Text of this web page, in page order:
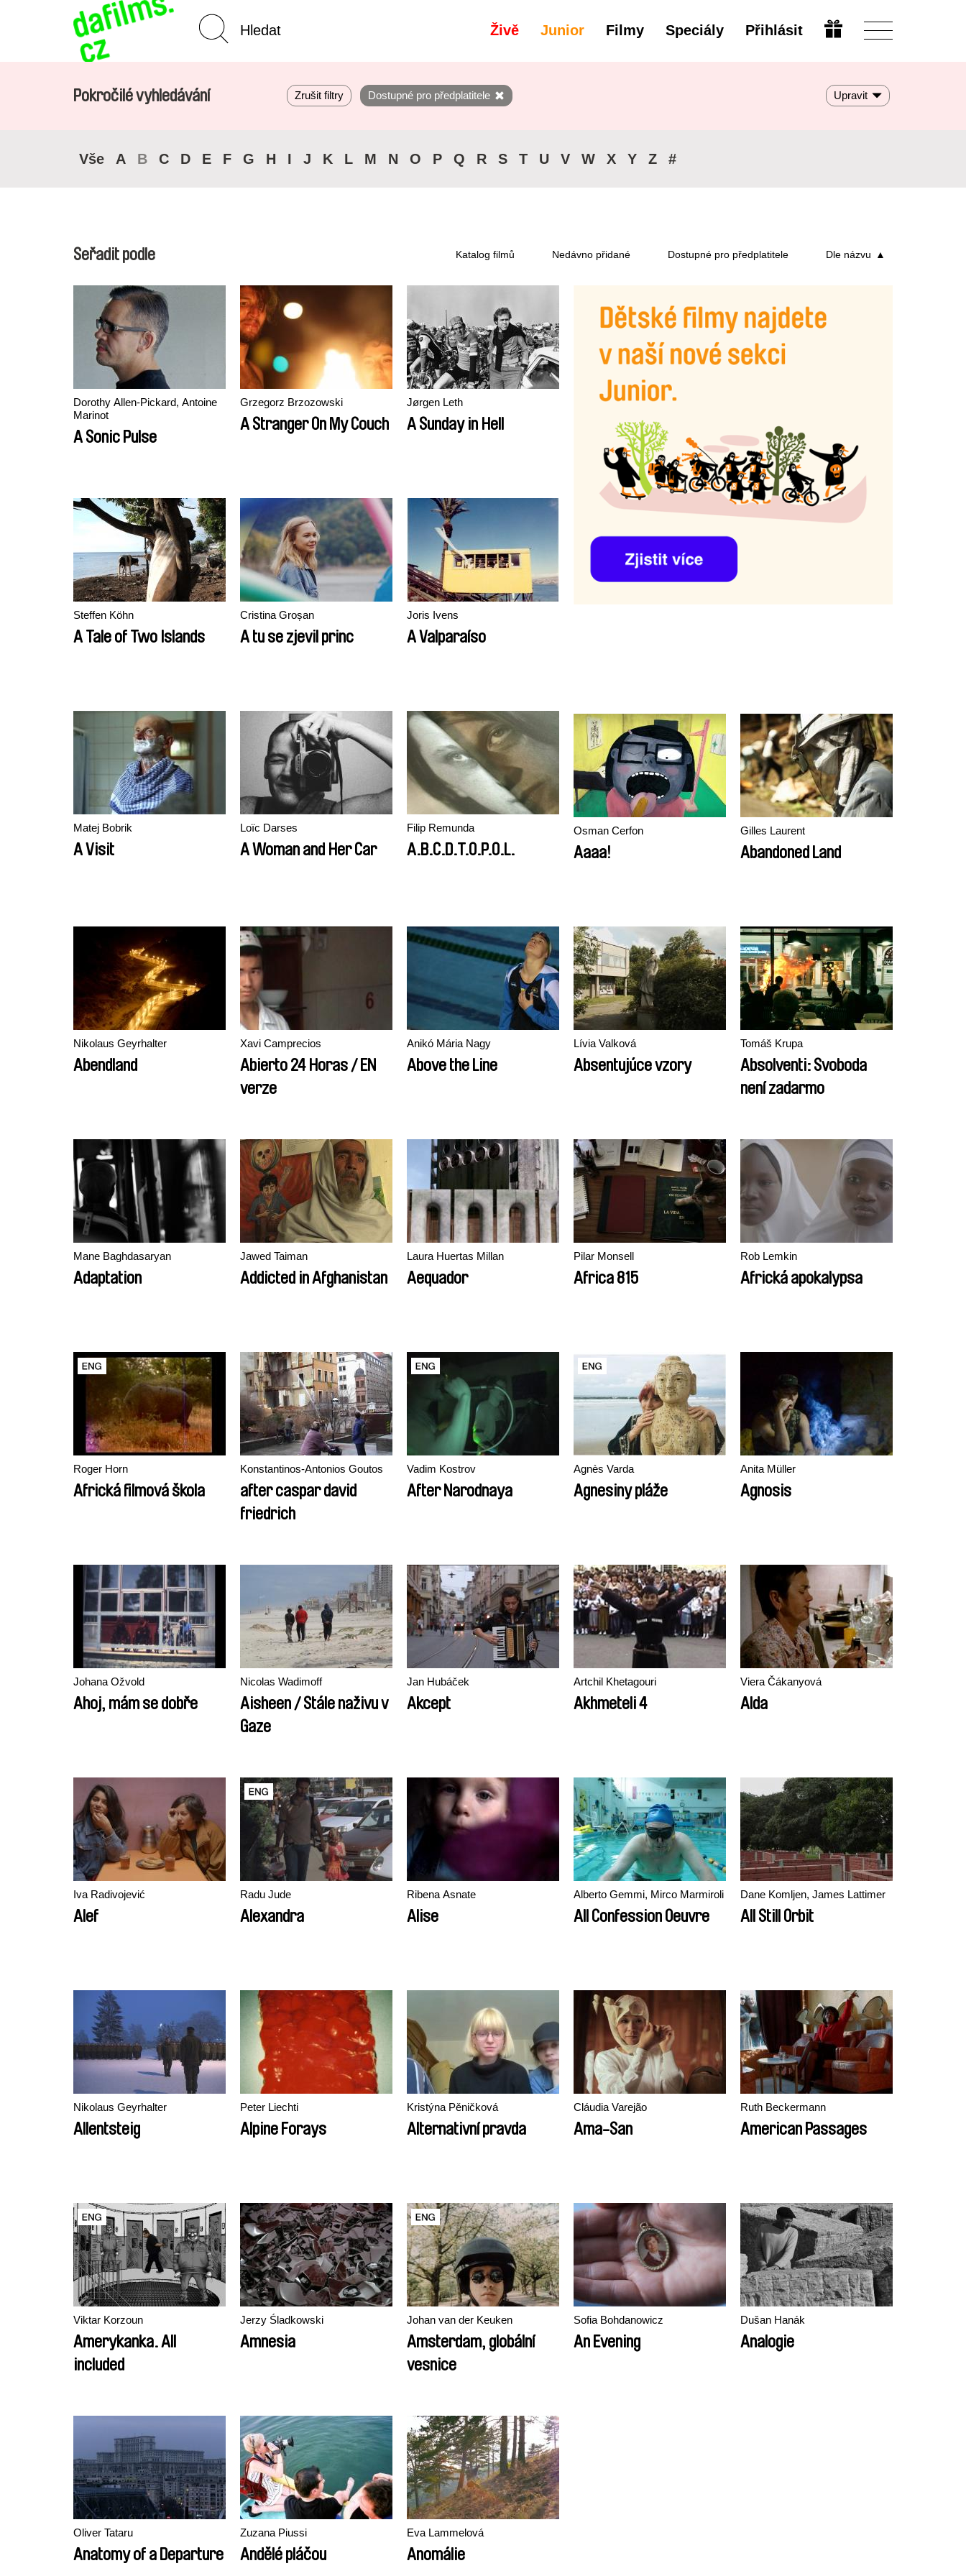
Živě Junior Filmy Speciály Přihlásit
Pokročilé vyhledávání Zrušit filtry Dostupné pro předplatitele Upravit
Vše A B C D E F G H I J K L M N O P Q R S T U V W X Y Z #
Seřadit podle Katalog filmů Nedávno přidané Dostupné pro předplatitele Dle názvu
Dorothy Allen-Pickard, Antoine
Marinot
A Sonic Pulse
Grzegorz Brzozowski
A Stranger On My Couch
Jørgen Leth
A Sunday in Hell
Steffen Köhn
A Tale of Two Islands
Cristina Groșan
A tu se zjevil princ
Joris Ivens
A Valparaíso
Matej Bobrik
A Visit
Loïc Darses
A Woman and Her Car
Filip Remunda
A.B.C.D.T.O.P.O.L.
Osman Cerfon
Aaaa!
Gilles Laurent
Abandoned Land
Nikolaus Geyrhalter
Abendland
Xavi Camprecios
Abierto 24 Horas / EN
verze
Anikó Mária Nagy
Above the Line
Lívia Valková
Absentujúce vzory
Tomáš Krupa
Absolventi: Svoboda
není zadarmo
Mane Baghdasaryan
Adaptation
Jawed Taiman
Addicted in Afghanistan
Laura Huertas Millan
Aequador
Pilar Monsell
Africa 815
Rob Lemkin
Africká apokalypsa
Roger Horn
Africká filmová škola
Konstantinos-Antonios Goutos
after caspar david
friedrich
Vadim Kostrov
After Narodnaya
Agnès Varda
Agnesiny pláže
Anita Müller
Agnosis
Johana Ožvold
Ahoj, mám se dobře
Nicolas Wadimoff
Aisheen / Stále naživu v
Gaze
Jan Hubáček
Akcept
Artchil Khetagouri
Akhmeteli 4
Viera Čákanyová
Alda
Iva Radivojević
Alef
Radu Jude
Alexandra
Ribena Asnate
Alise
Alberto Gemmi, Mirco Marmiroli
All Confession Oeuvre
Dane Komljen, James Lattimer
All Still Orbit
Nikolaus Geyrhalter
Allentsteig
Peter Liechti
Alpine Forays
Kristýna Pěničková
Alternativní pravda
Cláudia Varejão
Ama-San
Ruth Beckermann
American Passages
Viktar Korzoun
Amerykanka. All
included
Jerzy Śladkowski
Amnesia
Johan van der Keuken
Amsterdam, globální
vesnice
Sofia Bohdanowicz
An Evening
Dušan Hanák
Analogie
Oliver Tataru
Anatomy of a Departure
Zuzana Piussi
Andělé pláčou
Eva Lammelová
Anomálie